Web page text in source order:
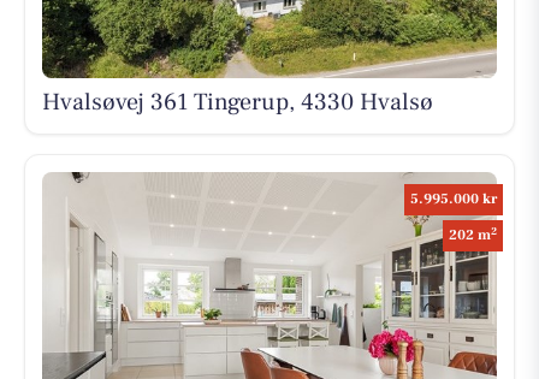
Hvalsøvej 361 Tingerup, 4330 Hvalsø
5.995.000 kr
202 m2